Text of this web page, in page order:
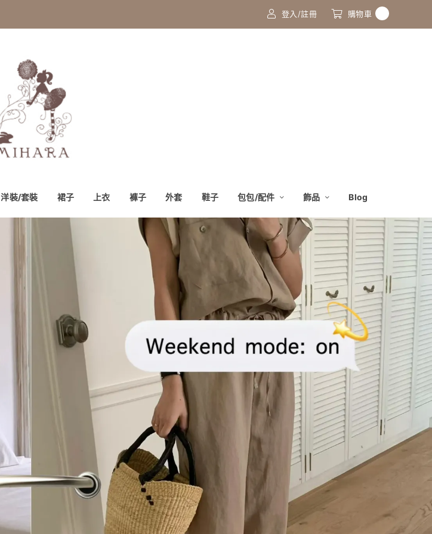
登入/註冊 購物車
洋裝/套裝 裙子 上衣 褲子 外套 鞋子 包包/配件 飾品 Blog